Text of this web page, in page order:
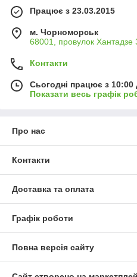
Працює з 23.03.2015
м. Чорноморськ
68001, провулок Хантадзе
Контакти
Сьогодні працює з 10:00
Показати весь графік
Про нас
Контакти
Доставка та оплата
Графік роботи
Повна версія сайту